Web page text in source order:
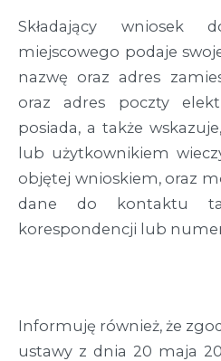
Składający wniosek
miejscowego podaje
nazwę oraz adres
oraz adres poczty
posiada, a także
lub użytkownikiem
objętej wnioskiem, oraz
dane do kontaktu
korespondencji lub
Informuję również, że
ustawy z dnia 20 maja